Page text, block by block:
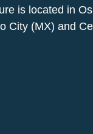
is located in
City (MX) and